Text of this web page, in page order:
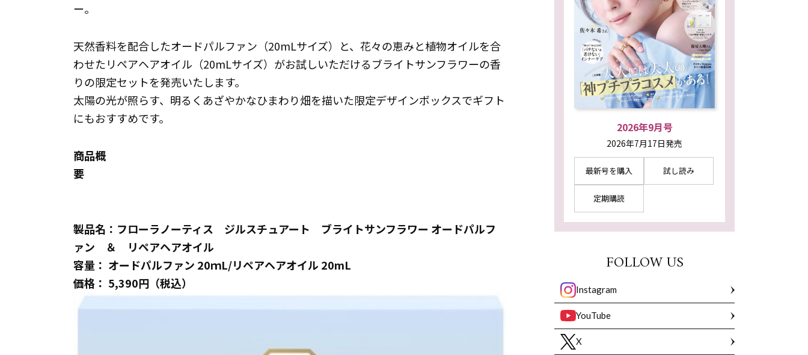
ー。
天然香料を配合したオードパルファン（20mLサイズ）と、花々の恵みと植物オイルを合
わせたリペアヘアオイル（20mLサイズ）がお試しいただけるブライトサンフラワーの香
りの限定セットを発売いたします。
太陽の光が照らす、明るくあざやかなひまわり畑を描いた限定デザインボックスでギフト
にもおすすめです。
商品概
要
製品名：フローラノーティス ジルスチュアート ブライトサンフラワー オードパルフ
ァン ＆ リペアヘアオイル
容量： オードパルファン 20ｍL/リペアヘアオイル 20mL
価格： 5,390円（税込）
2026年9月号
2026年7月17日発売
最新号を購入 試し読み
定期購読
FOLLOW US
Instagram
YouTube
X